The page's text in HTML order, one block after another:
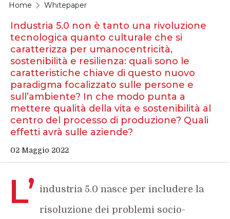
Home Whitepaper
Industria 5.0 non è tanto una rivoluzione
tecnologica quanto culturale che si
caratterizza per umanocentricità,
sostenibilità e resilienza: quali sono le
caratteristiche chiave di questo nuovo
paradigma focalizzato sulle persone e
sull’ambiente? In che modo punta a
mettere qualità della vita e sostenibilità al
centro del processo di produzione? Quali
effetti avrà sulle aziende?
02 Maggio 2022
L’ industria 5.0 nasce per includere la
risoluzione dei problemi socio-